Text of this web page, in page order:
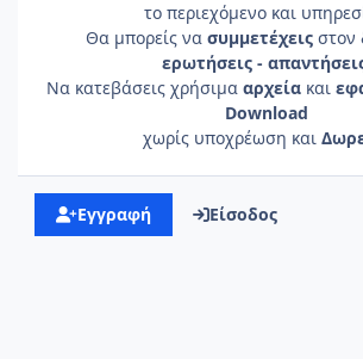
το περιεχόμενο και
Θα μπορείς να συμμετέχεις στον
ερωτήσεις -
Να κατεβάσεις χρήσιμα αρχείακαι
Download
χωρίς υποχρέωση και
Εγγραφή Είσοδος